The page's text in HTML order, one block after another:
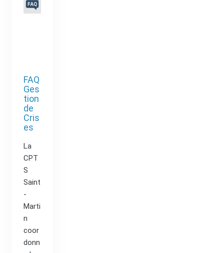
FAQ
Ges
tion
de
Cris
es
La
CPT
S
Saint
-
Marti
n
coor
donn